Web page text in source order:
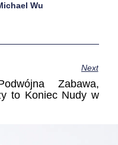
Wu
Next
Zabawa,
to Koniec Nudy w